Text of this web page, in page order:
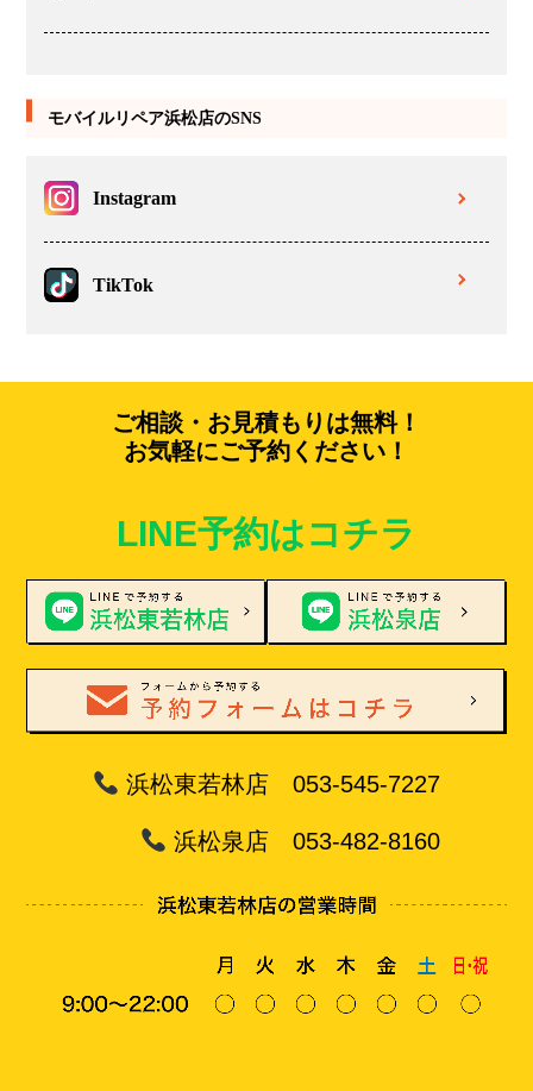
モバイルリペア浜松店のSNS
Instagram
TikTok
ご相談・お見積もりは無料！
お気軽にご予約ください！
LINE予約はコチラ
浜松東若林店 053-545-7227
浜松泉店 053-482-8160